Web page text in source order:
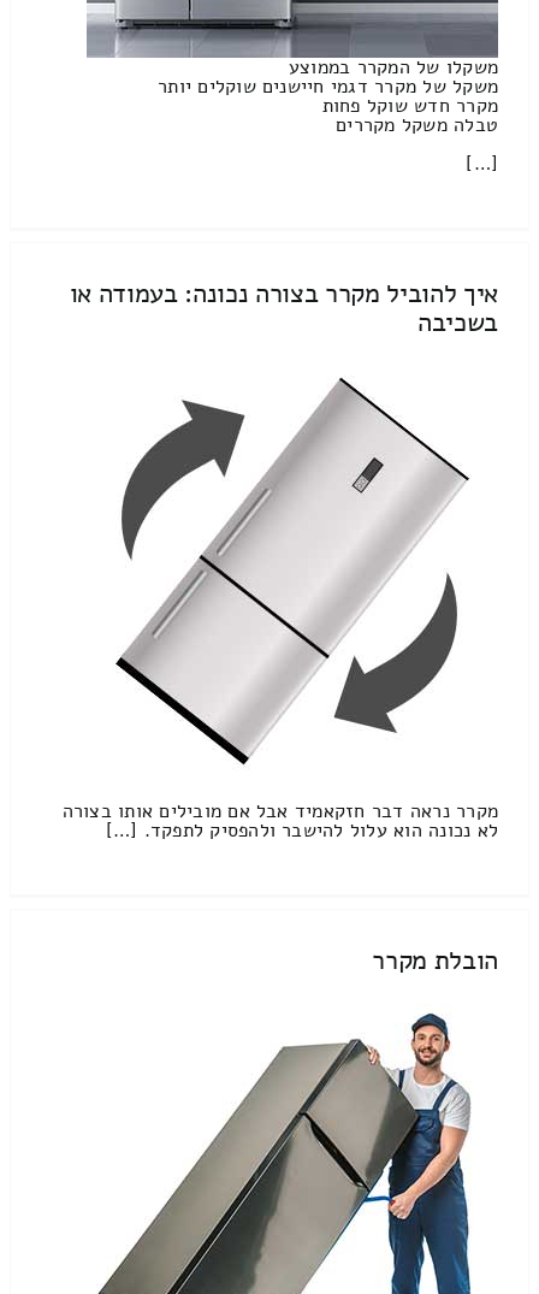
משקלו של המקרר בממוצע
משקל של מקרר דגמי חיישנים שוקלים יותר
מקרר חדש שוקל פחות
טבלה משקל מקררים
[…]
איך להוביל מקרר בצורה נכונה: בעמודה או
בשכיבה
מקרר נראה דבר חזקאמיד אבל אם מובילים אותו בצורה
לא נכונה הוא עלול להישבר ולהפסיק לתפקד. […]
הובלת מקרר